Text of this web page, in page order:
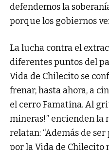
defendemos la
porque los gobiernos
La lucha contra el
diferentes puntos del
Vida de Chilecito se
frenar, hasta ahora, a
el cerro Famatina. Al
mineras!” encienden la
relatan: “Además de
por la Vida de Chilecito